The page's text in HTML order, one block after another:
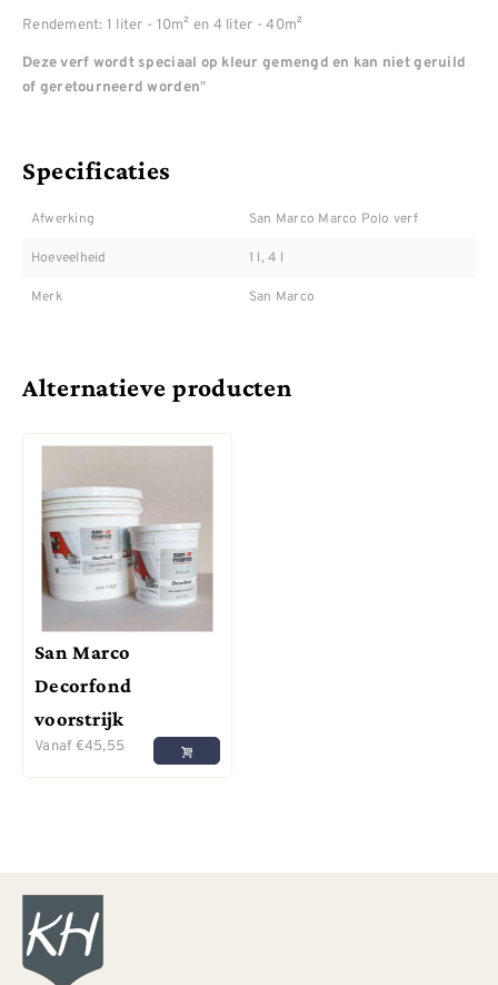
Rendement: 1 liter - 10m² en 4 liter - 40m²
Deze verf wordt speciaal op kleur gemengd en kan niet geruild
of geretourneerd worden"
Specificaties
Afwerking San Marco Marco Polo verf
Hoeveelheid 1 l, 4 l
Merk San Marco
Alternatieve producten
San Marco
Decorfond
voorstrijk
Vanaf €45,55